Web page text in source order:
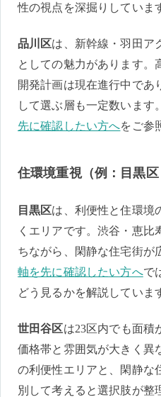
性の視点を深掘りしていま
品川区は、新幹線・羽田ア
としての魅力があります。
開発計画は現在進行中であ
して選ぶ層も一定数います
先に確認したい方へをご参
住環境重視（例：目黒区
目黒区は、利便性と住環境
くエリアです。渋谷・恵比
ちながら、閑静な住宅街が
軸を先に確認したい方へで
どう見るかを解説していま
世田谷区は23区内でも面積
価格帯と雰囲気が大きく異
の利便性エリアと、閑静な
別して考えると選択肢が整